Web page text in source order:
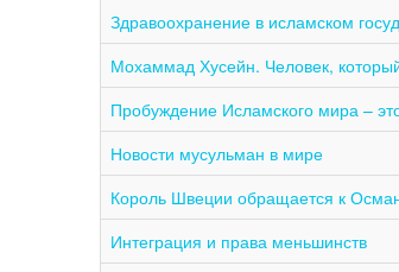
Здравоохранение в исламском
Мохаммад Хусейн. Человек,
Пробуждение Исламского мира –
Новости мусульман в мире
Король Швеции обращается к
Интеграция и права меньшинств